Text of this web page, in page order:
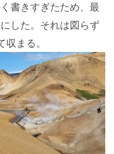
書きすぎたため、最
した。それは図らず
まる。